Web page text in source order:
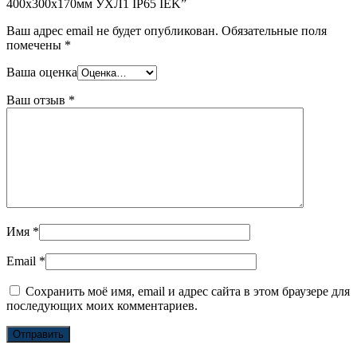
400х300х170мм УХЛ1 IP65 IEK”
Ваш адрес email не будет опубликован. Обязательные поля
помечены *
Ваша оценка
Ваш отзыв *
Имя *
Email *
Сохранить моё имя, email и адрес сайта в этом браузере для
последующих моих комментариев.